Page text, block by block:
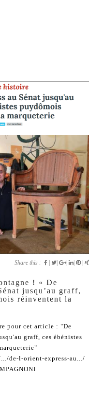
Share this : |
! « De
jusqu’au graff,
réinventent la
pour cet article : "De
graff, ces ébénistes
de-l-orient-express-au.../